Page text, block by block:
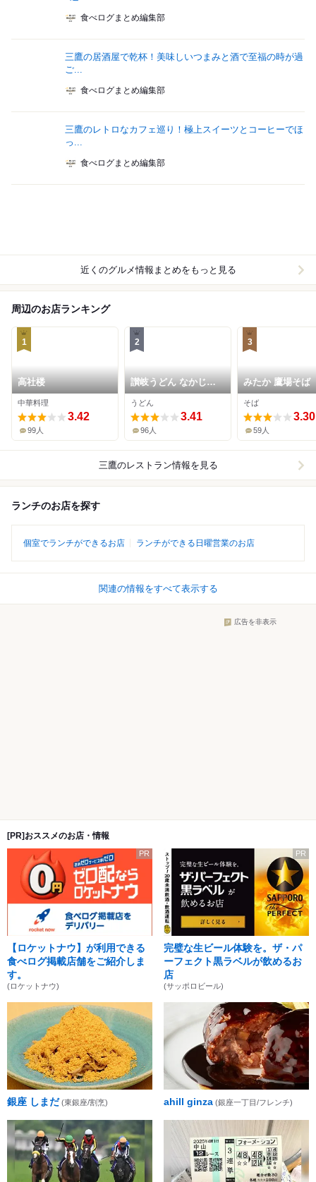
食べログまとめ編集部
三鷹の居酒屋で乾杯！美味しいつまみと酒で至福の時が過
ご...
食べログまとめ編集部
三鷹のレトロなカフェ巡り！極上スイーツとコーヒーでほ
っ...
食べログまとめ編集部
近くのグルメ情報まとめをもっと見る
周辺のお店ランキング
1
高社楼
中華料理
3.42
99人
2
讃岐うどん なかじょ
う
うどん
3.41
96人
3
みたか 鷹場そば
そば
3.30
59人
三鷹のレストラン情報を見る
ランチのお店を探す
個室でランチができるお店 ランチができる日曜営業のお店
関連の情報をすべて表示する
広告を非表示
[PR]おススメのお店・情報
PR
【ロケットナウ】が利用できる
食べログ掲載店舗をご紹介しま
す。
(ロケットナウ)
PR
完璧な生ビール体験を。ザ・パ
ーフェクト黒ラベルが飲めるお
店
(サッポロビール)
銀座 しまだ (東銀座/割烹) ahill ginza (銀座一丁目/フレンチ)